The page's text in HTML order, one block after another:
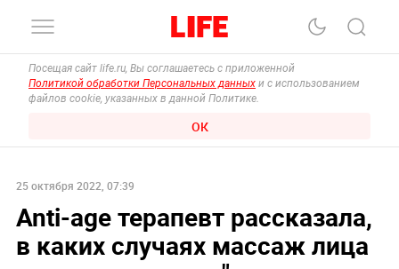
Посещая сайт life.ru, Вы соглашаетесь с приложенной
Политикой обработки Персональных данных и с использованием
файлов cookie, указанных в данной Политике.
ОК
25 октября 2022, 07:39
Anti-age терапевт рассказала,
в каких случаях массаж лица